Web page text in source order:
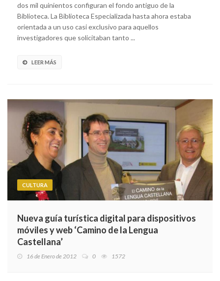
dos mil quinientos configuran el fondo antiguo de la
Biblioteca. La Biblioteca Especializada hasta ahora estaba
orientada a un uso casi exclusivo para aquellos
investigadores que solicitaban tanto ...
LEER MÁS
CULTURA
Nueva guía turística digital para dispositivos
móviles y web ‘Camino de la Lengua
Castellana’
16 de Enero de 2012 0 1572